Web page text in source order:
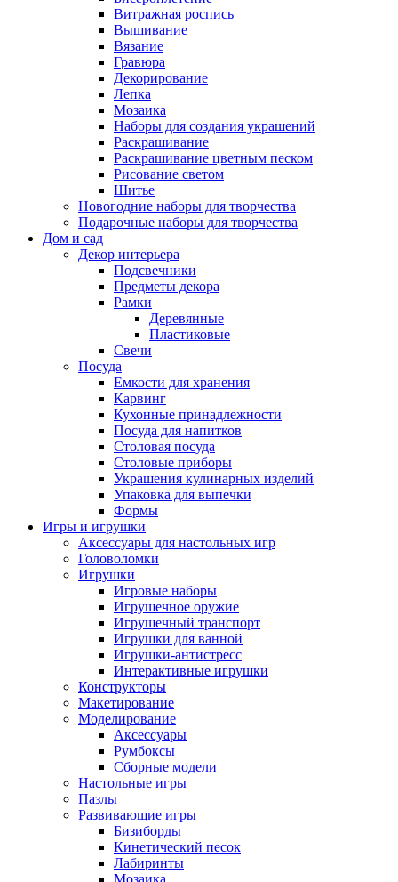
Витражная роспись
Вышивание
Вязание
Гравюра
Декорирование
Лепка
Мозаика
Наборы для создания украшений
Раскрашивание
Раскрашивание цветным песком
Рисование светом
Шитье
Новогодние наборы для творчества
Подарочные наборы для творчества
Дом и сад
Декор интерьера
Подсвечники
Предметы декора
Рамки
Деревянные
Пластиковые
Свечи
Посуда
Емкости для хранения
Карвинг
Кухонные принадлежности
Посуда для напитков
Столовая посуда
Столовые приборы
Украшения кулинарных изделий
Упаковка для выпечки
Формы
Игры и игрушки
Аксессуары для настольных игр
Головоломки
Игрушки
Игровые наборы
Игрушечное оружие
Игрушечный транспорт
Игрушки для ванной
Игрушки-антистресс
Интерактивные игрушки
Конструкторы
Макетирование
Моделирование
Аксессуары
Румбоксы
Сборные модели
Настольные игры
Пазлы
Развивающие игры
Бизиборды
Кинетический песок
Лабиринты
Мозаика